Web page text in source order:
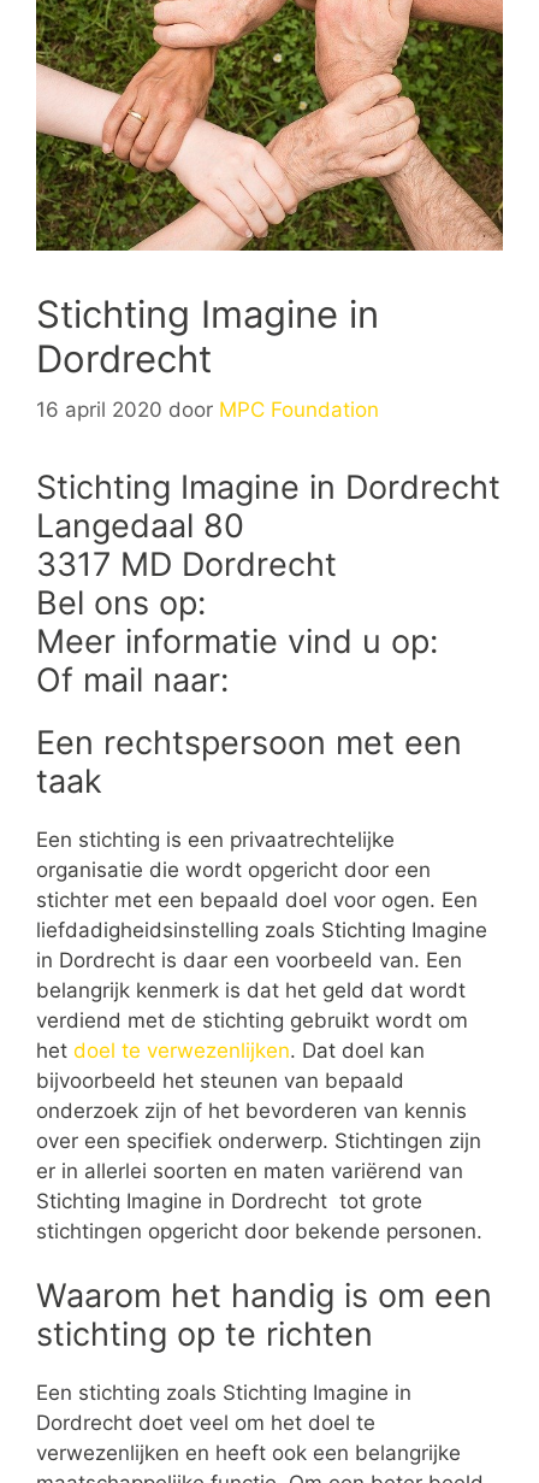
Stichting Imagine in
Dordrecht
16 april 2020 door MPC Foundation
Stichting Imagine in Dordrecht
Langedaal 80
3317 MD Dordrecht
Bel ons op:
Meer informatie vind u op:
Of mail naar:
Een rechtspersoon met een
taak
Een stichting is een privaatrechtelijke
organisatie die wordt opgericht door een
stichter met een bepaald doel voor ogen. Een
liefdadigheidsinstelling zoals Stichting Imagine
in Dordrecht is daar een voorbeeld van. Een
belangrijk kenmerk is dat het geld dat wordt
verdiend met de stichting gebruikt wordt om
het doel te verwezenlijken. Dat doel kan
bijvoorbeeld het steunen van bepaald
onderzoek zijn of het bevorderen van kennis
over een specifiek onderwerp. Stichtingen zijn
er in allerlei soorten en maten variërend van
Stichting Imagine in Dordrecht tot grote
stichtingen opgericht door bekende personen.
Waarom het handig is om een
stichting op te richten
Een stichting zoals Stichting Imagine in
Dordrecht doet veel om het doel te
verwezenlijken en heeft ook een belangrijke